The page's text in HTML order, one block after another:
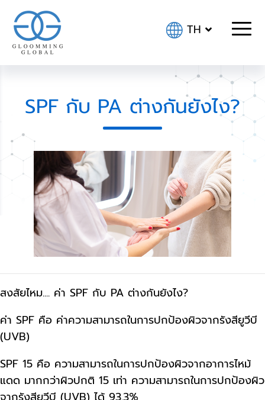
TH
SPF กับ PA ต่างกันยังไง?
สงสัยไหม.... ค่า SPF กับ PA ต่างกันยังไง?
ค่า SPF คือ ค่าความสามารถในการปกป้องผิวจากรังสียูวีบี
(UVB)
SPF 15 คือ ความสามารถในการปกป้องผิวจากอาการไหม้
แดด มากกว่าผิวปกติ 15 เท่า ความสามารถในการปกป้องผิว